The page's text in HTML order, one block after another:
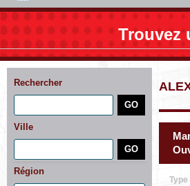
Trouvez
Rechercher
Ville
Région
Type